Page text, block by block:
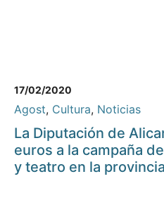
17/02/2020
Agost, Cultura, Noticias
La Diputación de
euros a la campaña
y teatro en la provincia